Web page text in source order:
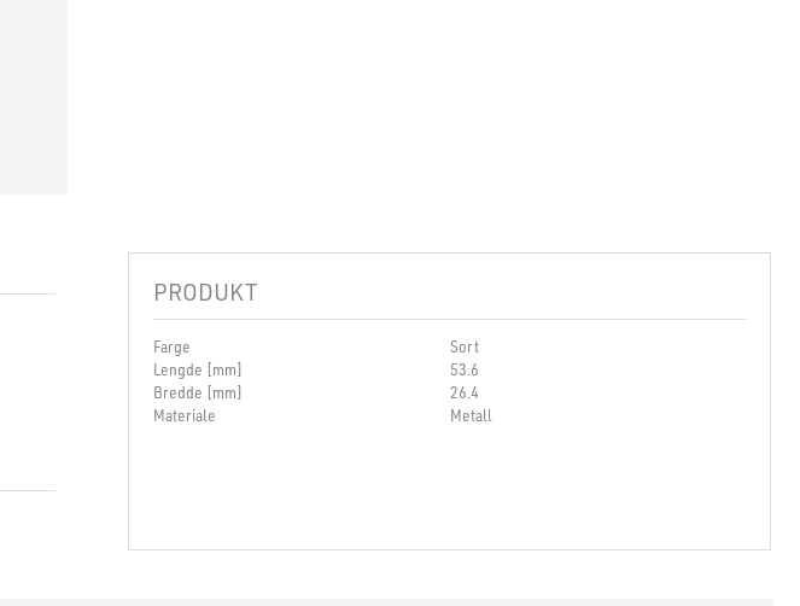
PRODUKT
Farge
Sort
Lengde [mm]
53.6
Bredde [mm]
26.4
Materiale
Metall